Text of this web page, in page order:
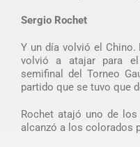
Sergio Rochet
Y un día volvió el Chino.
volvió a atajar para
semifinal del Torneo
partido que se tuvo que
Rochet atajó uno de
alcanzó a los colorados